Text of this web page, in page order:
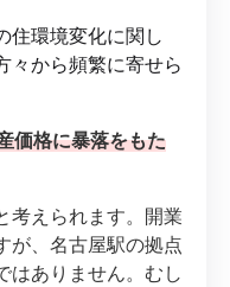
住環境変化に関し
々から頻繁に寄せら
価格に暴落をもた
考えられます。開業
が、名古屋駅の拠点
はありません。むし